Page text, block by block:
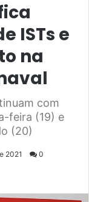
ISTs e
na
com
feira (19) e
(20)
2021 0